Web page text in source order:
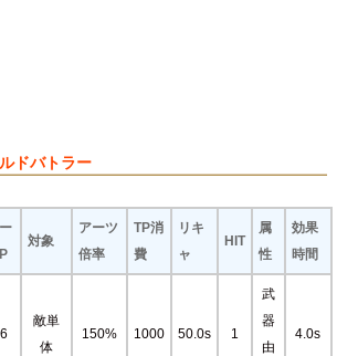
ドバトラー
対象
アーツ
倍率
TP消
費
リキ
ャ
HIT
属
性
効果
時間
敵単
体
150% 1000 50.0s 1
武
器
由
4.0s